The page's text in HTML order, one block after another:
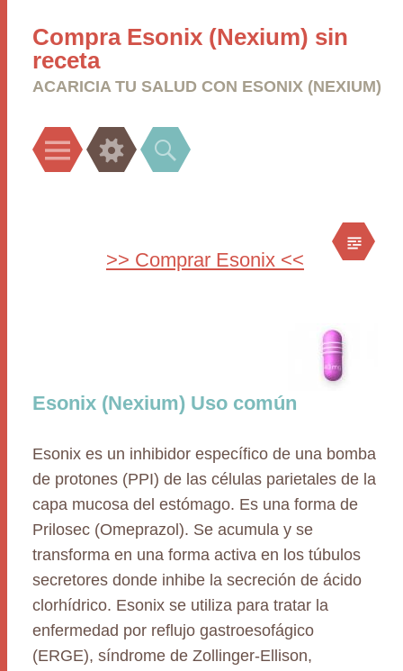
Compra Esonix (Nexium) sin
receta
ACARICIA TU SALUD CON ESONIX (NEXIUM)
Menu Widgets Search
>> Comprar Esonix <<
Esonix (Nexium) Uso común
Esonix es un inhibidor específico de una bomba
de protones (PPI) de las células parietales de la
capa mucosa del estómago. Es una forma de
Prilosec (Omeprazol). Se acumula y se
transforma en una forma activa en los túbulos
secretores donde inhibe la secreción de ácido
clorhídrico. Esonix se utiliza para tratar la
enfermedad por reflujo gastroesofágico
(ERGE), síndrome de Zollinger-Ellison,